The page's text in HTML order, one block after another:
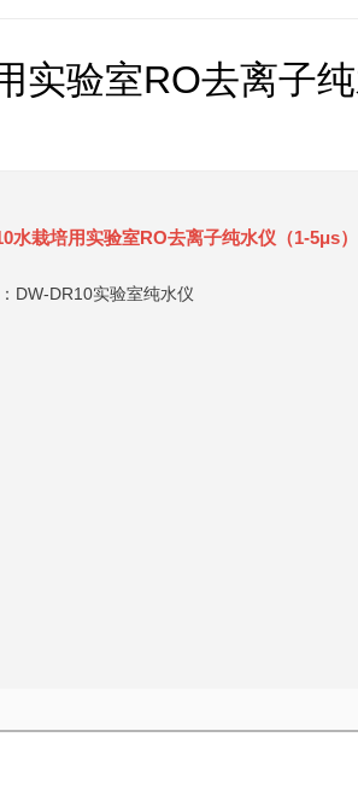
实验室RO去离子纯
水栽培用实验室RO去离子纯水仪（1-5μs）
DW-DR10实验室纯水仪